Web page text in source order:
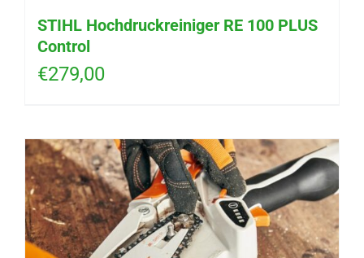
STIHL Hochdruckreiniger RE 100 PLUS
Control
€279,00